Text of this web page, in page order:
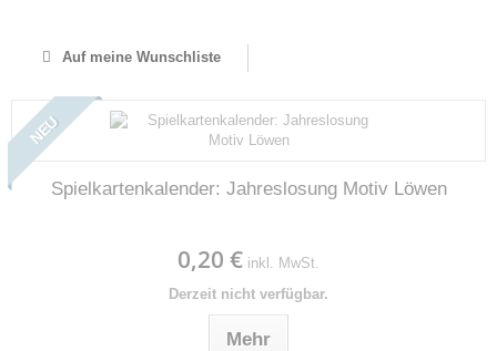
Auf meine Wunschliste
NEU
Spielkartenkalender: Jahreslosung Motiv Löwen
0,20 € inkl. MwSt.
Derzeit nicht verfügbar.
Mehr